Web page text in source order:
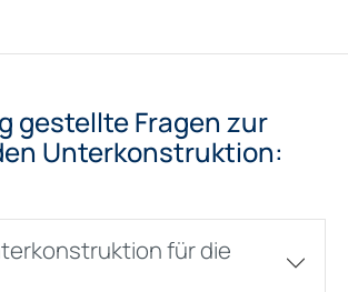
gestellte Fragen zur
Unterkonstruktion:
für die